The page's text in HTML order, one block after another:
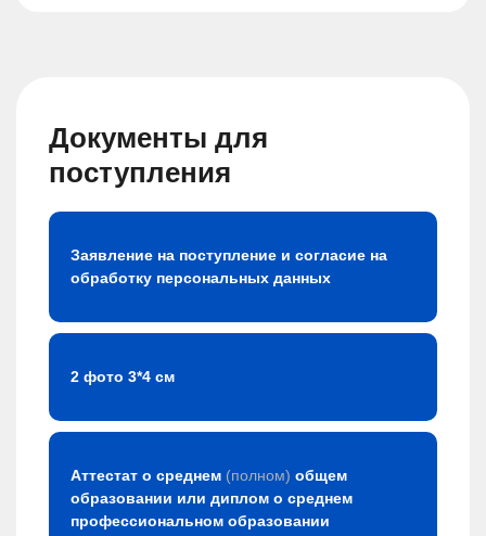
Документы для
поступления
Заявление на поступление и согласие на
обработку персональных данных
2 фото 3*4 см
Аттестат о среднем (полном) общем
образовании или диплом о среднем
профессиональном образовании